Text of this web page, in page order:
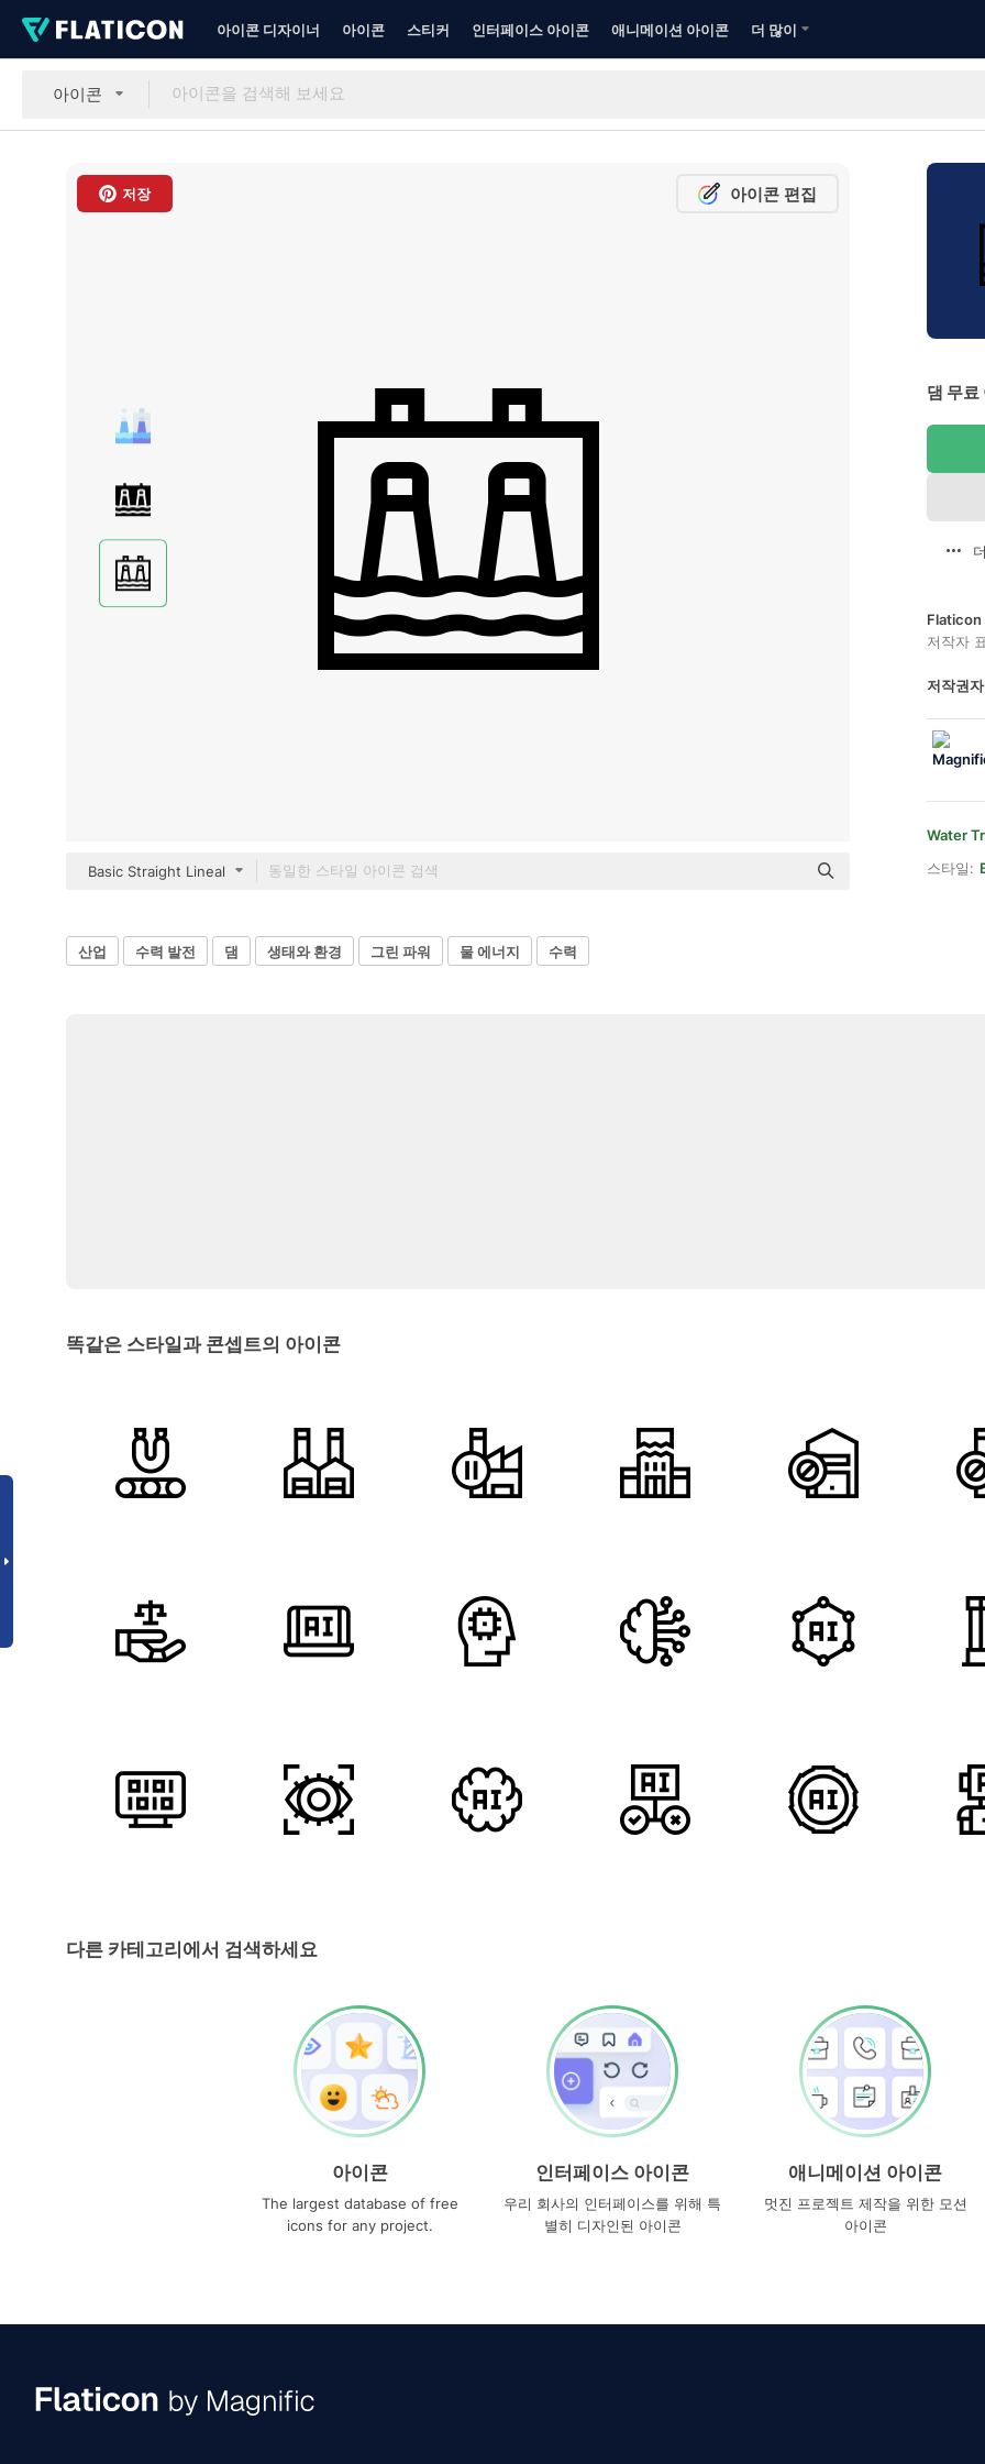
아이콘 디자이너 아이콘 스티커 인터페이스 아이콘 애니메이션 아이콘 더 많이
아이콘
저장 아이콘 편집
Basic Straight Lineal
댐 무료
Flaticon
저작자
저작권
Water
스타일:
산업 수력 발전 댐 생태와 환경 그린 파워 물 에너지 수력
똑같은 스타일과 콘셉트의 아이콘
다른 카테고리에서 검색하세요
아이콘
The largest database of free
icons for any project.
인터페이스 아이콘
우리 회사의 인터페이스를 위해 특
별히 디자인된 아이콘
애니메이션 아이콘
멋진 프로젝트 제작을 위한 모션
아이콘